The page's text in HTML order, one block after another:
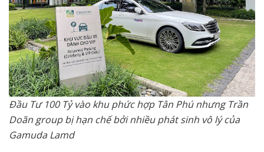
Đầu Tư 100 Tỷ vào khu phức hợp Tân Phú nhưng Trần
Doãn group bị hạn chế bởi nhiều phát sinh vô lý của
Gamuda Lamd